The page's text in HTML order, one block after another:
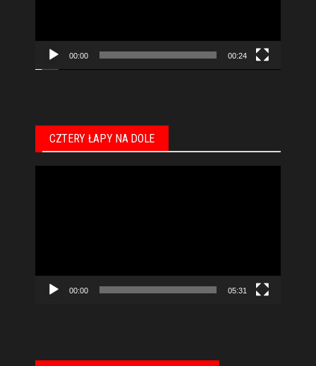
00:00 00:24
CZTERY ŁAPY NA DOLE
00:00 05:31